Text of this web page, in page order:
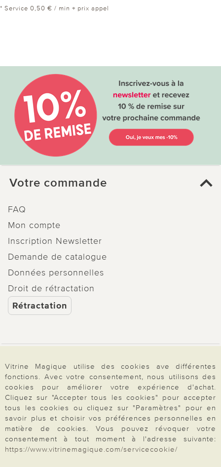
* Service 0,50 € / min + prix appel
Votre commande
FAQ
Mon compte
Inscription Newsletter
Demande de catalogue
Données personnelles
Droit de rétractation
Rétractation
Paiement & Livraison
À propos de nous
Besoin d'aide?
Vitrine Magique utilise des cookies ave différentes
fonctions. Avec votre consentement, nous utilisons des
cookies pour améliorer votre expérience d'achat.
Cliquez sur "Accepter tous les cookies" pour accepter
tous les cookies ou cliquez sur "Paramètres" pour en
savoir plus et choisir vos préférences personnelles en
matière de cookies. Vous pouvez révoquer votre
consentement à tout moment à l'adresse suivante:
https://www.vitrinemagique.com/servicecookie/